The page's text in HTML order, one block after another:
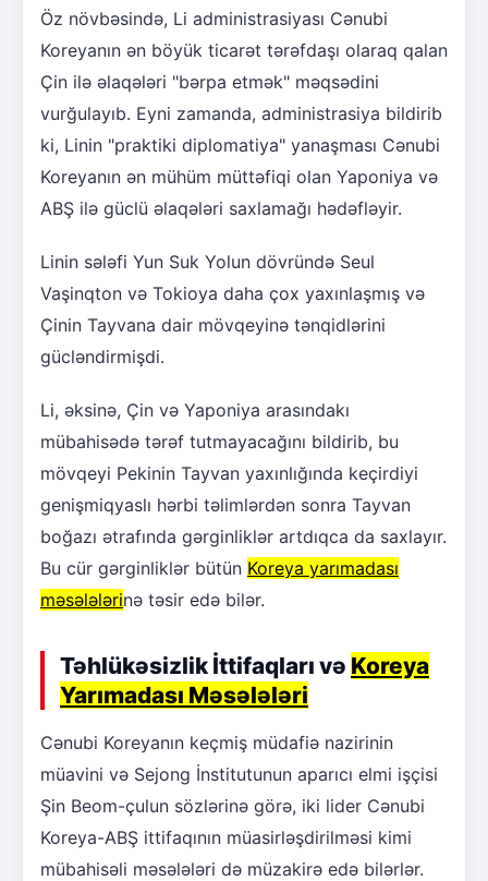
Öz növbəsində, Li administrasiyası Cənubi
Koreyanın ən böyük ticarət tərəfdaşı olaraq qalan
Çin ilə əlaqələri "bərpa etmək" məqsədini
vurğulayıb. Eyni zamanda, administrasiya bildirib
ki, Linin "praktiki diplomatiya" yanaşması Cənubi
Koreyanın ən mühüm müttəfiqi olan Yaponiya və
ABŞ ilə güclü əlaqələri saxlamağı hədəfləyir.
Linin sələfi Yun Suk Yolun dövründə Seul
Vaşinqton və Tokioya daha çox yaxınlaşmış və
Çinin Tayvana dair mövqeyinə tənqidlərini
gücləndirmişdi.
Li, əksinə, Çin və Yaponiya arasındakı
mübahisədə tərəf tutmayacağını bildirib, bu
mövqeyi Pekinin Tayvan yaxınlığında keçirdiyi
genişmiqyaslı hərbi təlimlərdən sonra Tayvan
boğazı ətrafında gərginliklər artdıqca da saxlayır.
Bu cür gərginliklər bütün Koreya yarımadası
məsələlərinə təsir edə bilər.
Təhlükəsizlik İttifaqları və Koreya
Yarımadası Məsələləri
Cənubi Koreyanın keçmiş müdafiə nazirinin
müavini və Sejong İnstitutunun aparıcı elmi işçisi
Şin Beom-çulun sözlərinə görə, iki lider Cənubi
Koreya-ABŞ ittifaqının müasirləşdirilməsi kimi
mübahisəli məsələləri də müzakirə edə bilərlər.